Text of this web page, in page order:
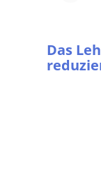
Das